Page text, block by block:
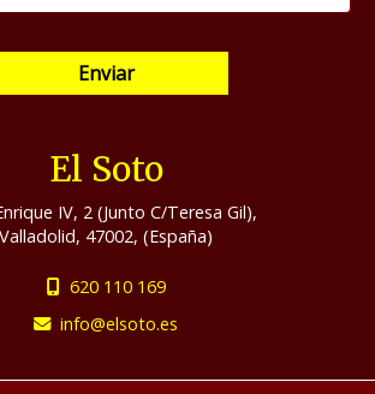
Enviar
El Soto
IV, 2 (Junto C/Teresa Gil),
Valladolid, 47002, (España)
620 110 169
info
elsoto.es